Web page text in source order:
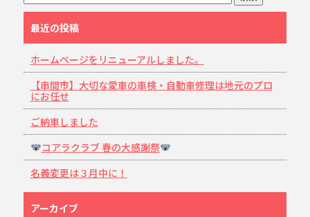
最近の投稿
ホームページをリニューアルしました。
【串間市】大切な愛車の車検・自動車修理は地元のプロ
にお任せ
ご納車しました
コアラクラブ 春の大感謝祭
名義変更は３月中に！
アーカイブ